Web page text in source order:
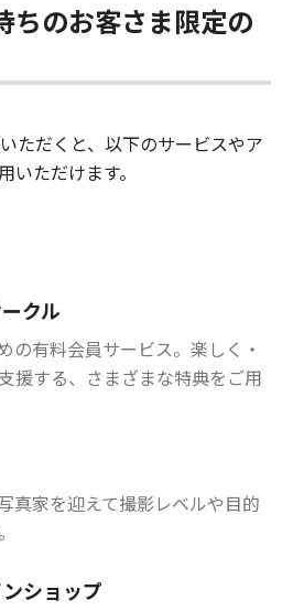
ちのお客さま限定の
ただくと、以下のサービスやア
いただけます。
クル
の有料会員サービス。楽しく・
援する、さまざまな特典をご用
真家を迎えて撮影レベルや目的
ショップ